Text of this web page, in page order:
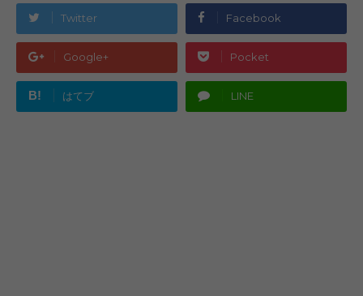
Twitter Facebook
Google+ Pocket
B! はてブ LINE